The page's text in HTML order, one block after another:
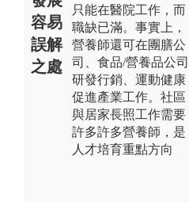
容易
誤解
之處
只能在醫院工作，而
職缺已滿。事實上，
營養師還可在團膳公
司、食品/營養品公司
研發行銷、運動健康
促進產業工作。社區
與居家長照工作需要
許多許多營養師，是
人才培育重點方向